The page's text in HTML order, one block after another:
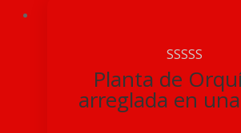
Planta de
arreglada en